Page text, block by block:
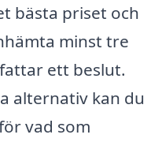
bästa priset och
minst tre
ett beslut.
alternativ kan du
vad som